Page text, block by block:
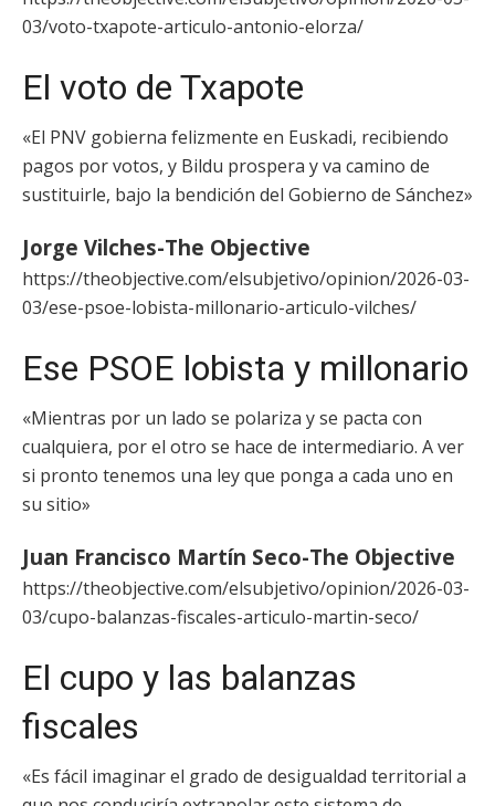
03/voto-txapote-articulo-antonio-elorza/
El voto de Txapote
«El PNV gobierna felizmente en Euskadi, recibiendo
pagos por votos, y Bildu prospera y va camino de
sustituirle, bajo la bendición del Gobierno de Sánchez»
Jorge Vilches-The Objective
https://theobjective.com/elsubjetivo/opinion/2026-03-
03/ese-psoe-lobista-millonario-articulo-vilches/
Ese PSOE lobista y millonario
«Mientras por un lado se polariza y se pacta con
cualquiera, por el otro se hace de intermediario. A ver
si pronto tenemos una ley que ponga a cada uno en
su sitio»
Juan Francisco Martín Seco-The Objective
https://theobjective.com/elsubjetivo/opinion/2026-03-
03/cupo-balanzas-fiscales-articulo-martin-seco/
El cupo y las balanzas
fiscales
«Es fácil imaginar el grado de desigualdad territorial a